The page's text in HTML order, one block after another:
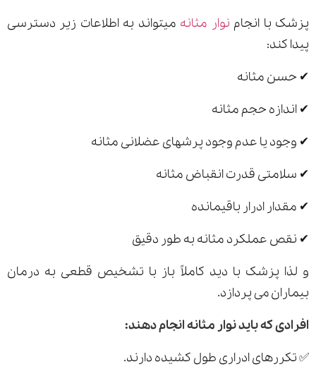
پزشک با انجام نوار مثانه میتواند به اطلاعات زیر دسترسی
پیدا کند:
✔ حسن مثانه
✔ اندازه حجم مثانه
✔ وجود یا عدم وجود پرشهای عضلانی مثانه
✔ سلامتی قدرت انقباض مثانه
✔ مقدار ادرار باقیمانده
✔ نقص عملکرد مثانه به طور دقیق
و لذا پزشک با دید کاملاً باز با تشخیص قطعی به درمان
بیماران می پردازد.
افرادی که باید نوار مثانه انجام دهند:
✅ تکررهای ادراری طول کشیده دارند.